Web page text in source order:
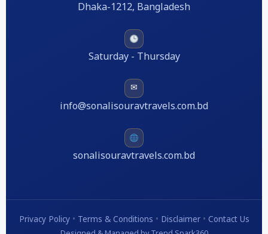
Dhaka-1212, Bangladesh
Saturday - Thursday
✉
info@sonalisouravtravels.com.bd
sonalisouravtravels.com.bd
Privacy Policy • Terms & Conditions • Disclaimer • Contact Us